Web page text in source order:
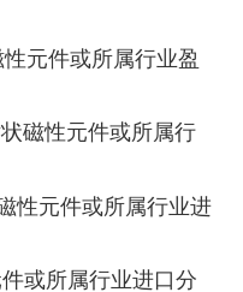
元件或所属行业盈
磁性元件或所属行
性元件或所属行业进
或所属行业进口分